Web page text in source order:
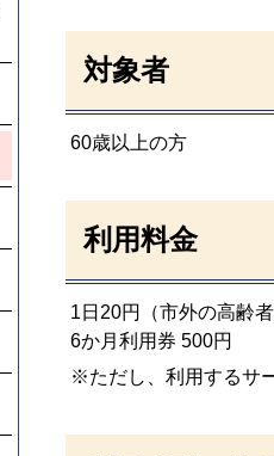
対象者
60歳以上の方
利用料金
1日20円（市外の高齢者
6か月利用券 500円
※ただし、利用するサ